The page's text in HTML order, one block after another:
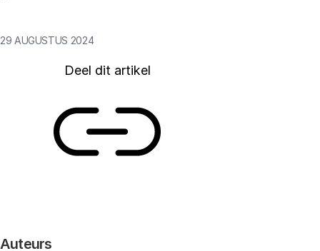
29 AUGUSTUS 2024
Deel dit artikel
Auteurs